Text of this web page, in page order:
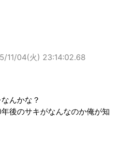
11/04(火) 23:14:02.68
んかな？
後のサキがなんなのか俺が知